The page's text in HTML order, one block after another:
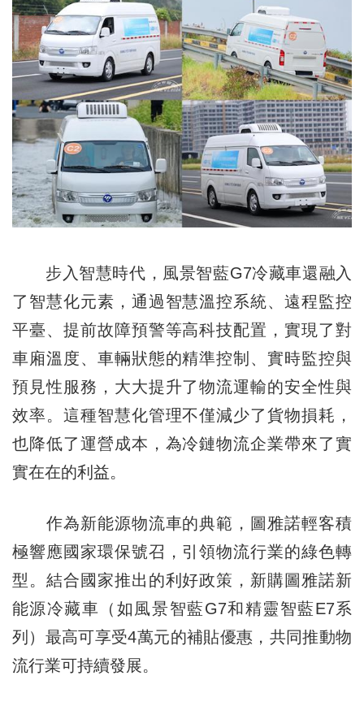
步入智慧時代，風景智藍G7冷藏車還融入
了智慧化元素，通過智慧溫控系統、遠程監控
平臺、提前故障預警等高科技配置，實現了對
車廂溫度、車輛狀態的精準控制、實時監控與
預見性服務，大大提升了物流運輸的安全性與
效率。這種智慧化管理不僅減少了貨物損耗，
也降低了運營成本，為冷鏈物流企業帶來了實
實在在的利益。
作為新能源物流車的典範，圖雅諾輕客積
極響應國家環保號召，引領物流行業的綠色轉
型。結合國家推出的利好政策，新購圖雅諾新
能源冷藏車（如風景智藍G7和精靈智藍E7系
列）最高可享受4萬元的補貼優惠，共同推動物
流行業可持續發展。